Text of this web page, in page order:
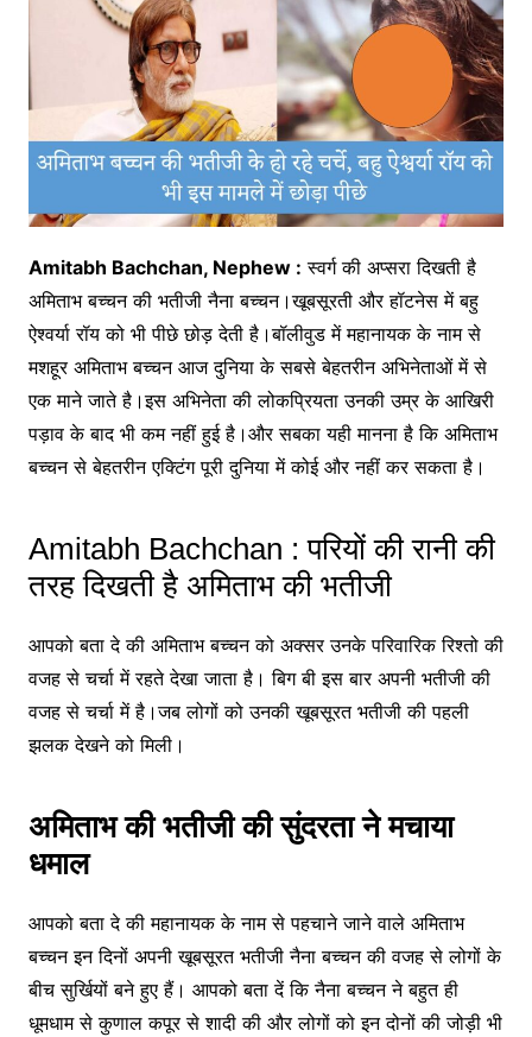
Amitabh Bachchan, Nephew : स्वर्ग की अप्सरा दिखती है
अमिताभ बच्चन की भतीजी नैना बच्चन।खूबसूरती और हॉटनेस में बहु
ऐश्वर्या रॉय को भी पीछे छोड़ देती है।बॉलीवुड में महानायक के नाम से
मशहूर अमिताभ बच्चन आज दुनिया के सबसे बेहतरीन अभिनेताओं में से
एक माने जाते है।इस अभिनेता की लोकप्रियता उनकी उम्र के आखिरी
पड़ाव के बाद भी कम नहीं हुई है।और सबका यही मानना है कि अमिताभ
बच्चन से बेहतरीन एक्टिंग पूरी दुनिया में कोई और नहीं कर सकता है।
Amitabh Bachchan : परियों की रानी की
तरह दिखती है अमिताभ की भतीजी
आपको बता दे की अमिताभ बच्चन को अक्सर उनके परिवारिक रिश्तो की
वजह से चर्चा में रहते देखा जाता है। बिग बी इस बार अपनी भतीजी की
वजह से चर्चा में है।जब लोगों को उनकी खूबसूरत भतीजी की पहली
झलक देखने को मिली।
अमिताभ की भतीजी की सुंदरता ने मचाया
धमाल
आपको बता दे की महानायक के नाम से पहचाने जाने वाले अमिताभ
बच्चन इन दिनों अपनी खूबसूरत भतीजी नैना बच्चन की वजह से लोगों के
बीच सुर्खियों बने हुए हैं। आपको बता दें कि नैना बच्चन ने बहुत ही
धूमधाम से कुणाल कपूर से शादी की और लोगों को इन दोनों की जोड़ी भी